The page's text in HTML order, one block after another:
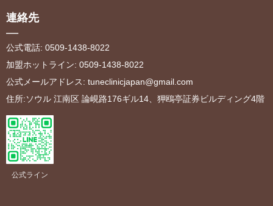
連絡先
—
公式電話: 0509-1438-8022
加盟ホットライン: 0509-1438-8022
公式メールアドレス: tuneclinicjapan@gmail.com
住所:ソウル 江南区 論峴路176ギル14、狎鴎亭証券ビルディング4階
公式ライン